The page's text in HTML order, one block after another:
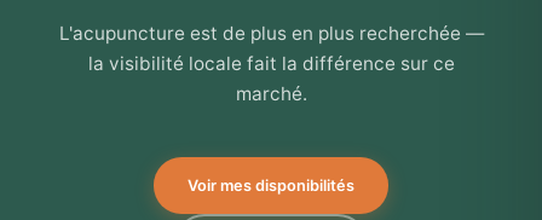
L'acupuncture est de plus en plus recherchée —
la visibilité locale fait la différence sur ce
marché.
Voir mes disponibilités